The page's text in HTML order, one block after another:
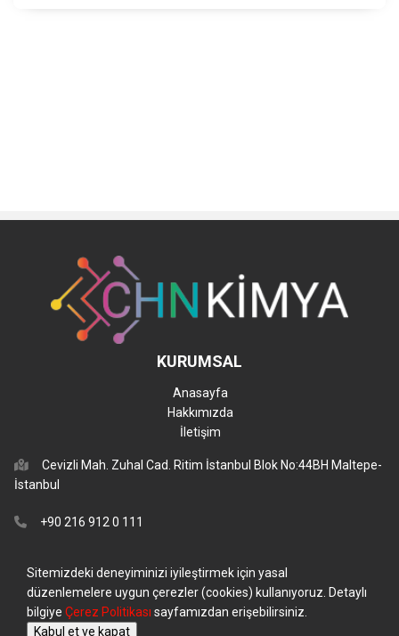
KURUMSAL
Anasayfa
Hakkımızda
İletişim
Cevizli Mah. Zuhal Cad. Ritim İstanbul Blok No:44BH Maltepe-
İstanbul
+90 216 912 0 111
Sitemizdeki deneyiminizi iyileştirmek için yasal
düzenlemelere uygun çerezler (cookies) kullanıyoruz. Detaylı
bilgiye Çerez Politikası sayfamızdan erişebilirsiniz.
Kabul et ve kapat